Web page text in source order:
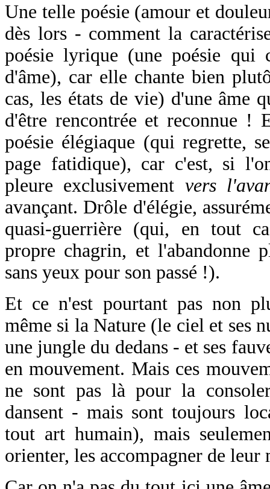
Une telle poésie (amour et
dès lors - comment la
poésie lyrique (une poésie qui
d'âme), car elle chante bien
cas, les états de vie) d'une âme
d'être rencontrée et reconnue !
poésie élégiaque (qui regrette,
page fatidique), car c'est, si
pleure exclusivement vers
avançant. Drôle d'élégie,
quasi-guerrière (qui, en tout
propre chagrin, et l'abandonne
sans yeux pour son passé !).
Et ce n'est pourtant pas non
même si la Nature (le ciel et ses
une jungle du dedans - et ses
en mouvement. Mais ces
ne sont pas là pour la
dansent - mais sont toujours
tout art humain), mais
orienter, les accompagner de